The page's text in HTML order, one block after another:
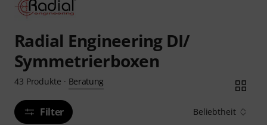
Radial Engineering DI/
Symmetrierboxen
43 Produkte · Beratung
Filter Beliebtheit